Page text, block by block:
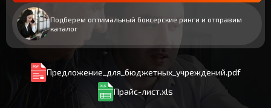
Подберем оптимальный боксерские ринги и отправим
каталог
Предложение_для_бюджетных_учреждений.pdf
Прайс-лист.xls